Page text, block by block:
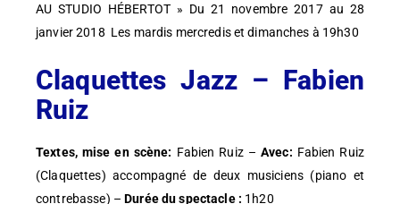
AU STUDIO HÉBERTOT » Du 21 novembre 2017 au 28
janvier 2018 Les mardis mercredis et dimanches à 19h30
Claquettes Jazz – Fabien
Ruiz
Textes, mise en scène: Fabien Ruiz – Avec: Fabien Ruiz
(Claquettes) accompagné de deux musiciens (piano et
contrebasse) –Durée du spectacle : 1h20